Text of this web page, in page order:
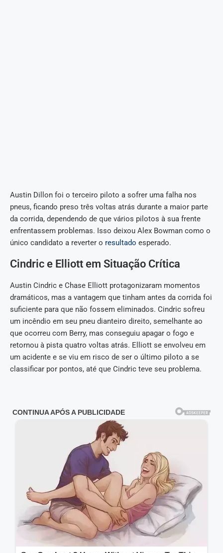
Austin Dillon foi o terceiro piloto a sofrer uma falha nos
pneus, ficando preso três voltas atrás durante a maior parte
da corrida, dependendo de que vários pilotos à sua frente
enfrentassem problemas. Isso deixou Alex Bowman como o
único candidato a reverter o resultado esperado.
Cindric e Elliott em Situação Crítica
Austin Cindric e Chase Elliott protagonizaram momentos
dramáticos, mas a vantagem que tinham antes da corrida foi
suficiente para que não fossem eliminados. Cindric sofreu
um incêndio em seu pneu dianteiro direito, semelhante ao
que ocorreu com Berry, mas conseguiu apagar o fogo e
retornou à pista quatro voltas atrás. Elliott se envolveu em
um acidente e se viu em risco de ser o último piloto a se
classificar por pontos, até que Cindric teve seu problema.